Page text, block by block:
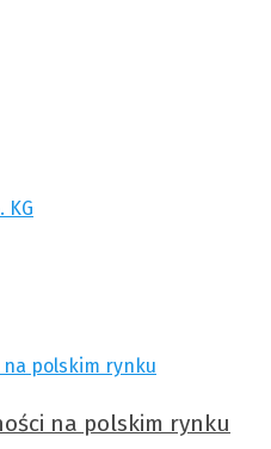
na polskim rynku